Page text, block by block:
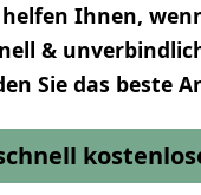
Ihnen,
&
Sie das beste